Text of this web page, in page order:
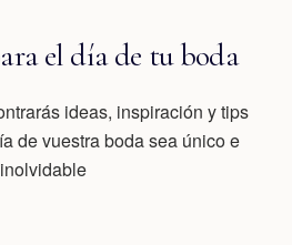
el día de tu boda
ideas, inspiración y tips
de vuestra boda sea único e
inolvidable